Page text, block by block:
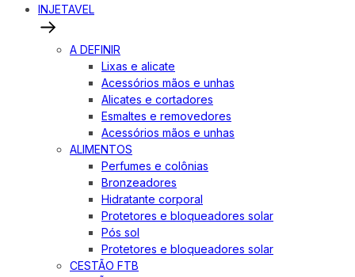
INJETAVEL
A DEFINIR
Lixas e alicate
Acessórios mãos e unhas
Alicates e cortadores
Esmaltes e removedores
Acessórios mãos e unhas
ALIMENTOS
Perfumes e colônias
Bronzeadores
Hidratante corporal
Protetores e bloqueadores solar
Pós sol
Protetores e bloqueadores solar
CESTÃO FTB